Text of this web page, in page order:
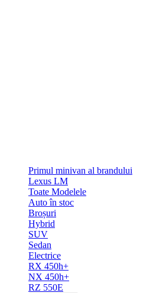
Primul minivan al brandului
Lexus LM
Toate Modelele
Auto în stoc
Broșuri
Hybrid
SUV
Sedan
Electrice
RX 450h+
NX 450h+
RZ 550E